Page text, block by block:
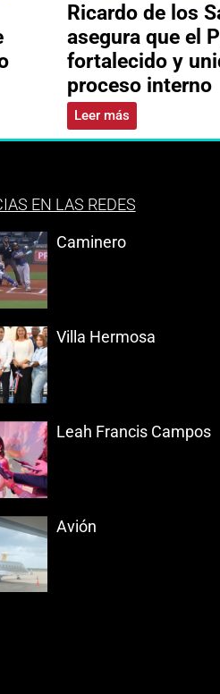
Ricardo de los
asegura que el
fortalecido y
proceso interno
Leer más
EN LAS REDES
Caminero
Villa Hermosa
Leah Francis Campos
Avión